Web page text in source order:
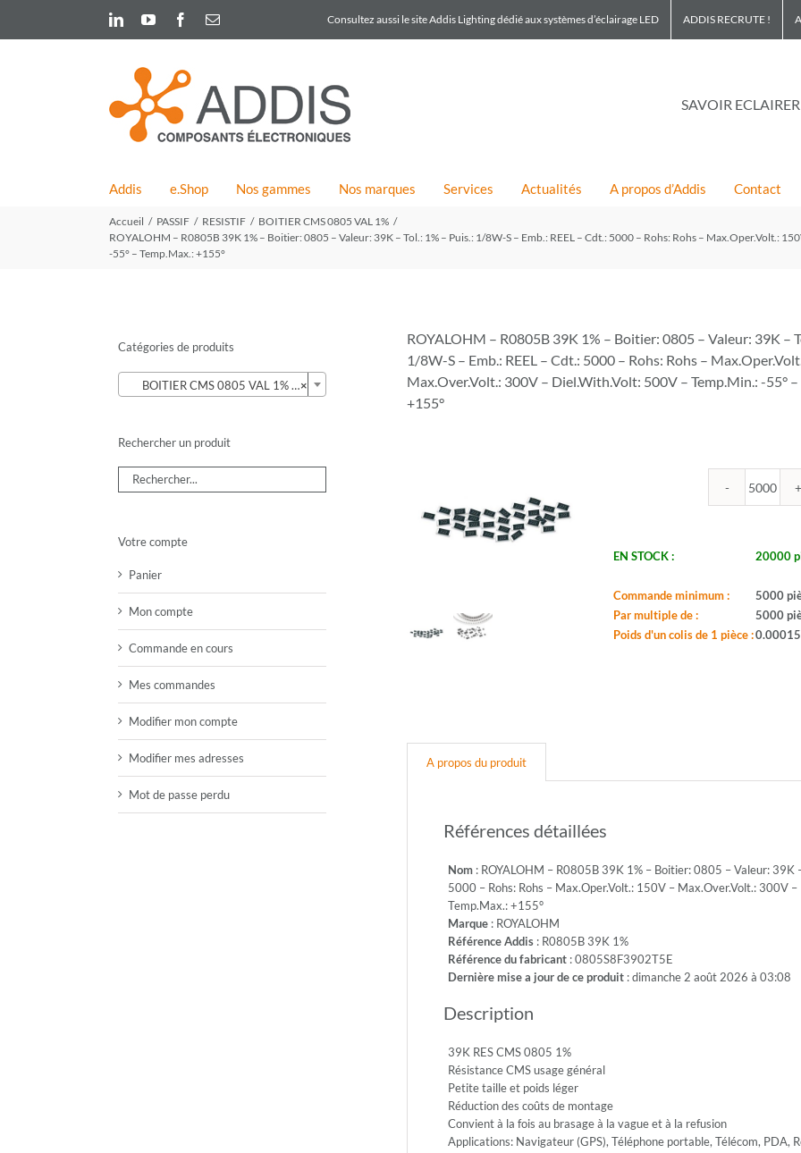
content
LinkedInYouTubeFacebook
Email Consultez aussi le site Addis Lighting dédié aux systèmes d’éclairage LED ADDIS RECRUTE !
SAVOIR
Addis e.Shop Nos gammes Nos marques Services Actualités A propos d’Addis Contact
Accueil PASSIF RESISTIF
BOITIER CMS 0805 VAL 1%
ROYALOHM – R0805B 39K 1% – Boitier: 0805 – Valeur: 39K – Tol.: 1% – Puis.: 1/8W-S – Emb.: REEL – Cdt.: 5000 – Rohs: Rohs – Max.Oper.Volt.:
-55° – Temp.Max.: +155°
ROYALOHM – R0805B 39K 1% – Boitier: 0805 – Valeur: 39K –
1/8W-S – Emb.: REEL – Cdt.: 5000 – Rohs: Rohs –
Max.Over.Volt.: 300V – Diel.With.Volt: 500V – Temp.Min.: -55° –
+155°
-
1%
-
Boitier:
-
Emb.:
REEL
Rohs:
EN STOCK : 20000
Commande minimum :
5000
Par multiple de :
5000
Poids d'un colis de 1 pièce :
A propos du produit
Références détaillées
Nom : ROYALOHM – R0805B 39K 1% – Boitier: 0805 – Valeur: 39K
5000 – Rohs: Rohs – Max.Oper.Volt.: 150V – Max.Over.Volt.: 300V
Temp.Max.: +155°
Marque : ROYALOHM
Référence Addis : R0805B 39K 1%
Référence du fabricant : 0805S8F3902T5E
Dernière mise a jour de ce produit : dimanche 2 août 2026 à 03:08
Description
39K RES CMS 0805 1%
Résistance CMS usage général
Petite taille et poids léger
Réduction des coûts de montage
Convient à la fois au brasage à la vague et à la refusion
Applications: Navigateur (GPS), Téléphone portable, Télécom, PDA,
Catégories de produits
×
BOITIER CMS 0805 VAL 1% (424)
Rechercher un produit
Votre compte
Panier
Mon compte
Commande en cours
Mes commandes
Modifier mon compte
Modifier mes adresses
Mot de passe perdu